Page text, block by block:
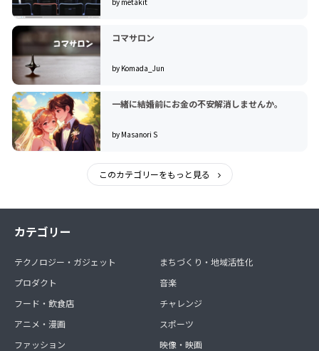
コマサロン
by Komada_Jun
一緒に結婚前にお金の不安解消しませんか。
by Masanori S
このカテゴリーをもっと見る
カテゴリー
テクノロジー・ガジェット
プロダクト
フード・飲食店
アニメ・漫画
ファッション
まちづくり・地域活性化
音楽
チャレンジ
スポーツ
映像・映画